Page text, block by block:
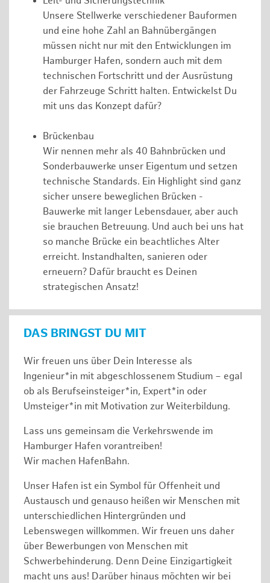
Unsere Stellwerke verschiedener Bauformen
und eine hohe Zahl an Bahnübergängen
müssen nicht nur mit den Entwicklungen im
Hamburger Hafen, sondern auch mit dem
technischen Fortschritt und der Ausrüstung
der Fahrzeuge Schritt halten. Entwickelst Du
mit uns das Konzept dafür?
Brückenbau
Wir nennen mehr als 40 Bahnbrücken und
Sonderbauwerke unser Eigentum und setzen
technische Standards. Ein Highlight sind ganz
sicher unsere beweglichen Brücken -
Bauwerke mit langer Lebensdauer, aber auch
sie brauchen Betreuung. Und auch bei uns hat
so manche Brücke ein beachtliches Alter
erreicht. Instandhalten, sanieren oder
erneuern? Dafür braucht es Deinen
strategischen Ansatz!
DAS BRINGST DU MIT
Wir freuen uns über Dein Interesse als
Ingenieur*in mit abgeschlossenem Studium – egal
ob als Berufseinsteiger*in, Expert*in oder
Umsteiger*in mit Motivation zur Weiterbildung.
Lass uns gemeinsam die Verkehrswende im
Hamburger Hafen vorantreiben!
Wir machen HafenBahn.
Unser Hafen ist ein Symbol für Offenheit und
Austausch und genauso heißen wir Menschen mit
unterschiedlichen Hintergründen und
Lebenswegen willkommen. Wir freuen uns daher
über Bewerbungen von Menschen mit
Schwerbehinderung. Denn Deine Einzigartigkeit
macht uns aus! Darüber hinaus möchten wir bei